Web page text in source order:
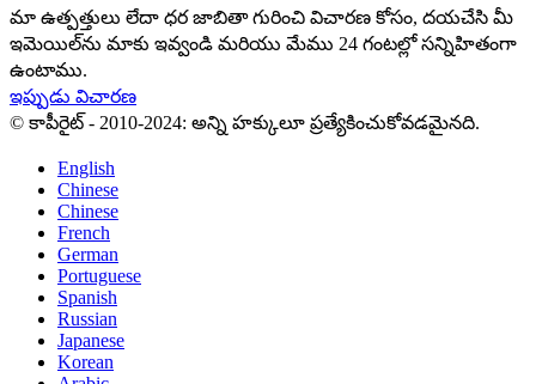
మా ఉత్పత్తులు లేదా ధర జాబితా గురించి విచారణ కోసం, దయచేసి మీ
ఇమెయిల్‌ను మాకు ఇవ్వండి మరియు మేము 24 గంటల్లో సన్నిహితంగా
ఉంటాము.
ఇప్పుడు విచారణ
© కాపీరైట్ - 2010-2024: అన్ని హక్కులూ ప్రత్యేకించుకోవడమైనది.
English
Chinese
Chinese
French
German
Portuguese
Spanish
Russian
Japanese
Korean